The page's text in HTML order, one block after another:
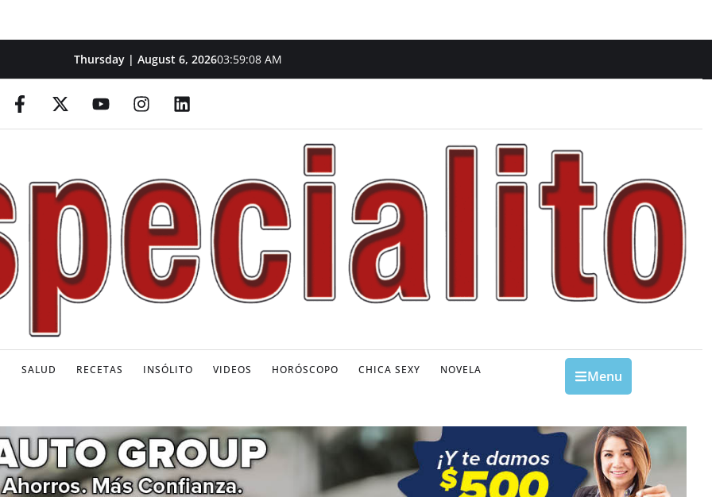
Thursday | August 6, 202603:59:09 AM
SALUD RECETAS INSÓLITO VIDEOS HORÓSCOPO CHICA SEXY NOVELA Menu